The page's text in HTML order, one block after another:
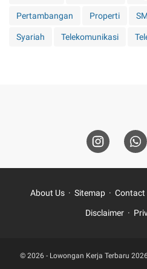
Pertambangan Properti
Syariah Telekomunikasi
About Us Sitemap Contact
Disclaimer
© 2026 - Lowongan Kerja Terbaru